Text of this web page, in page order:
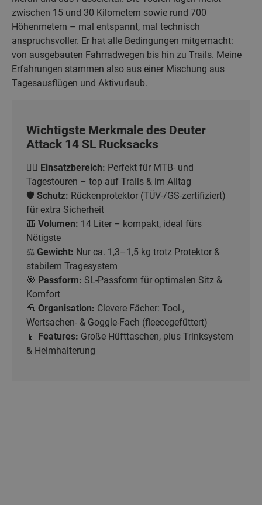
zwischen 15 und 30 Kilometern sowie rund 700
Höhenmetern – mal entspannt, mal technisch
anspruchsvoller. Er hat alle Bedingungen mitgemacht:
von ausgebauten Fahrradwegen bis hin zu Trails. Meine
Erfahrungen stammen also aus einer Mischung aus
Tagesausflügen und Aktivurlaub.
Wichtigste Merkmale des Deuter
Attack 14 SL Rucksacks
🚵‍♀️ Einsatzbereich: Perfekt für MTB- und
Tagestouren – top auf Trails & im Alltag
🛡️ Schutz: Rückenprotektor (TÜV-/GS-zertifiziert)
für extra Sicherheit
🎒 Volumen: 14 Liter – kompakt, ideal fürs
Nötigste
⚖️ Gewicht: Nur ca. 1,3–1,5 kg trotz Protektor &
stabilem Tragesystem
🎯 Passform: SL-Passform für optimalen Sitz &
Komfort
🧰 Organisation: Clevere Fächer: Tool-,
Wertsachen- & Goggle-Fach (fleecegefüttert)
📱 Features: Große Hüfttaschen, plus Trinksystem
& Helmhalterung